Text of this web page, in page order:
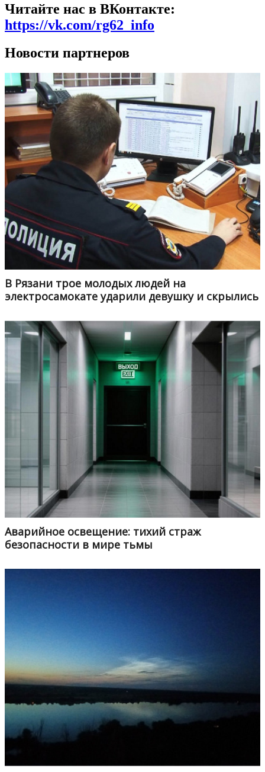
Читайте нас в ВКонтакте:
https://vk.com/rg62_info
Новости партнеров
В Рязани трое молодых людей на
электросамокате ударили девушку и скрылись
Аварийное освещение: тихий страж
безопасности в мире тьмы